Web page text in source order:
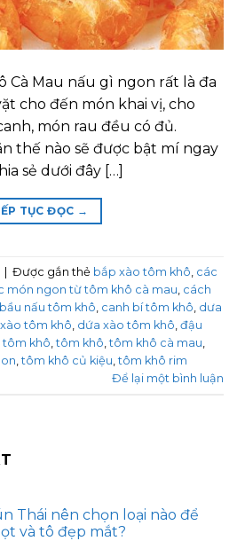
Cà Mau nấu gì ngon rất là đa
cho đến món khai vị, cho
món rau đều có đủ.
thế nào sẽ được bật mí ngay
sẻ dưới đây […]
TỤC ĐỌC →
Được gắn thẻ bắp xào tôm khô các
món ngon từ tôm khô cà mau cách
nấu tôm khô canh bí tôm khô dưa
tôm khô dứa xào tôm khô đậu
tôm khô ,tôm khô ,tôm khô cà mau
,tôm khô củ kiệu ,tôm khô rim
Để lại một bình luận
Thái nên chọn loại nào để
và tô đẹp mắt?